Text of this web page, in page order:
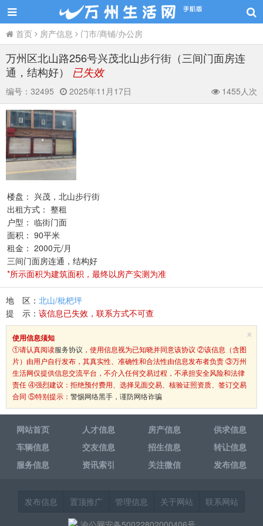
首页 房产信息 门市/商铺/办公房
万州区北山路256号兴茂北山步行街（三间门面房连
通，结构好） 已失效
编号： 32495 2025年11月17日 1455人次
楼盘： 兴茂，北山步行街
出租方式： 整租
户型： 临街门面
面积： 90平米
租金： 2000元/月
三间门面房连通，结构好
*所示面积为建筑面积，最终以房产实测为准
地 区： 北山/枇杷坪
提 示： 该信息已失效，联系方式不可查
×
使用信息须知
①请认真阅读服务协议 ，使用信息视为已知晓并同意该协议 ②该信息（含图
片）由用户自行发布，其真实性、准确性和合法性由信息发布者负责 ③万州
生活网仅提供信息交流平台，不介入任何交易过程，不承担安全风险和法律
责任 ④强烈建议：拒绝预付费用、选择见面交易、核验证照资质、签订交易
合同 ⑤特别提示： 警惕网络黑手，谨防网络诈骗
网站首页 人才信息 房产信息
供求信息
车辆信息
交友信息 招生信息
转让信息
服务信息
资讯索引 关注微信 发布信息
发布信息 置顶推广 管理信息 关于网站
联系网站